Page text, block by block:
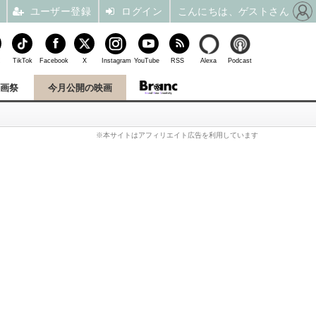
祭 今月公開の映画
※本サイトはアフィリエイト広告を利用しています
TikTok Facebook X Instagram YouTube RSS Alexa Podcast
ユーザー登録 ログイン こんにちは、ゲストさん